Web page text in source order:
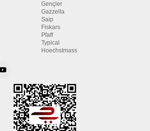
Gençler
Gazzella
Saip
Fiskars
Pfaff
Typical
Hoechstmass